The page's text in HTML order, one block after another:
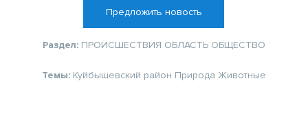
Предложить новость
Раздел: ПРОИСШЕСТВИЯ ОБЛАСТЬ ОБЩЕСТВО
Темы: Куйбышевский район Природа Животные